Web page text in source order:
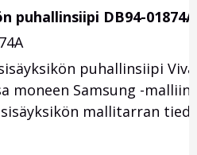
puhallinsiipi DB94-01874A
puhallinsiipi
moneen Samsung -
mallitarran